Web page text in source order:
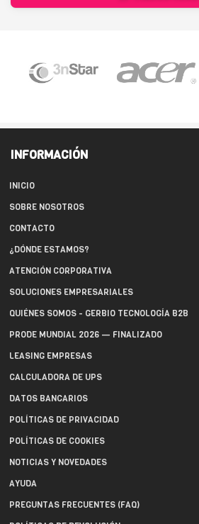
INFORMACIÓN
INICIO
SOBRE NOSOTROS
CONTACTO
¿DÓNDE ESTAMOS?
ATENCIÓN CORPORATIVA
SOLUCIONES EMPRESARIALES
QUIÉNES SOMOS - GERBIO TECNOLOGÍA B2B
PRODE MUNDIAL 2026 — FINALIZADO
LEASING EMPRESAS
CALCULADORA DE UPS
DATOS BANCARIOS
POLÍTICAS DE PRIVACIDAD
POLÍTICAS DE COOKIES
NOTICIAS Y NOVEDADES
AYUDA
PREGUNTAS FRECUENTES (FAQ)